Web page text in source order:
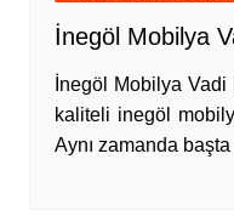
İnegöl Mobilya
İnegöl Mobilya
kaliteli inegöl
Aynı zamanda başta